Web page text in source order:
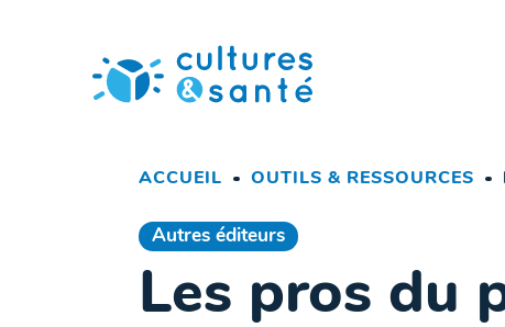
ACCUEIL OUTILS & RESSOURCES
Autres éditeurs
Les pros du